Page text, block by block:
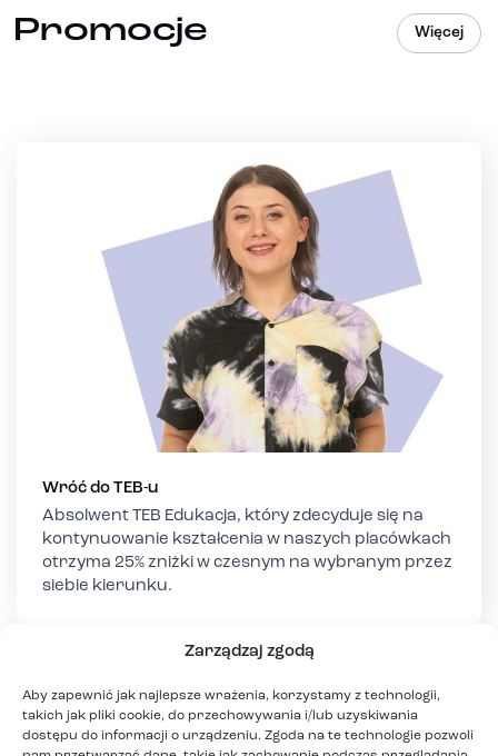
Zarządzaj zgodą
Aby zapewnić jak najlepsze wrażenia, korzystamy z technologii,
takich jak pliki cookie, do przechowywania i/lub uzyskiwania
dostępu do informacji o urządzeniu. Zgoda na te technologie pozwoli
Promocje Więcej
Wróć do TEB-u
Absolwent TEB Edukacja, który zdecyduje się na
kontynuowanie kształcenia w naszych placówkach
otrzyma 25% zniżki w czesnym na wybranym przez
siebie kierunku.